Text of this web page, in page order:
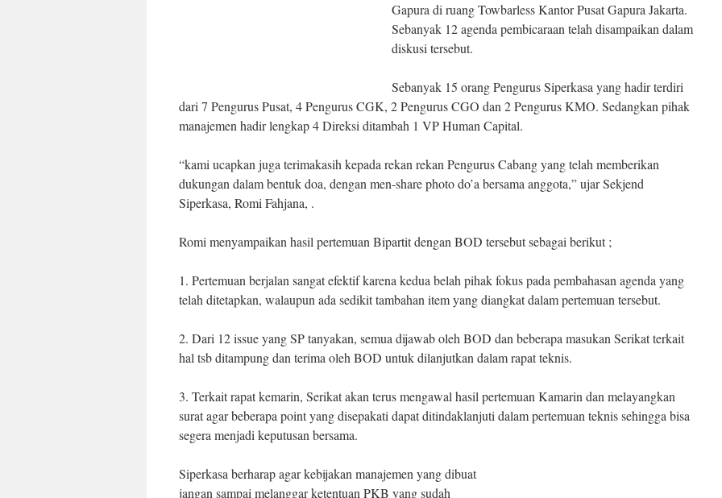
Gapura di ruang Towbarless Kantor Pusat Gapura Jakarta.
Sebanyak 12 agenda pembicaraan telah disampaikan dalam
diskusi tersebut.
Sebanyak 15 orang Pengurus Siperkasa yang hadir terdiri
dari 7 Pengurus Pusat, 4 Pengurus CGK, 2 Pengurus CGO dan 2 Pengurus KMO. Sedangkan pihak
manajemen hadir lengkap 4 Direksi ditambah 1 VP Human Capital.
“kami ucapkan juga terimakasih kepada rekan rekan Pengurus Cabang yang telah memberikan
dukungan dalam bentuk doa, dengan men-share photo do’a bersama anggota,” ujar Sekjend
Siperkasa, Romi Fahjana, .
Romi menyampaikan hasil pertemuan Bipartit dengan BOD tersebut sebagai berikut ;
1. Pertemuan berjalan sangat efektif karena kedua belah pihak fokus pada pembahasan agenda yang
telah ditetapkan, walaupun ada sedikit tambahan item yang diangkat dalam pertemuan tersebut.
2. Dari 12 issue yang SP tanyakan, semua dijawab oleh BOD dan beberapa masukan Serikat terkait
hal tsb ditampung dan terima oleh BOD untuk dilanjutkan dalam rapat teknis.
3. Terkait rapat kemarin, Serikat akan terus mengawal hasil pertemuan Kamarin dan melayangkan
surat agar beberapa point yang disepakati dapat ditindaklanjuti dalam pertemuan teknis sehingga bisa
segera menjadi keputusan bersama.
Siperkasa berharap agar kebijakan manajemen yang dibuat
jangan sampai melanggar ketentuan PKB yang sudah